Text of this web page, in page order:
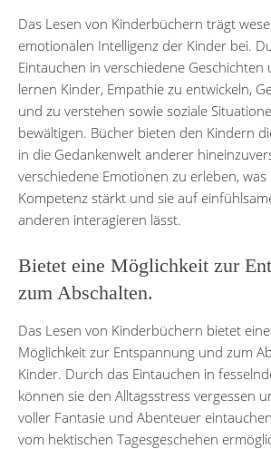
Das Lesen von Kinderbüchern trägt
emotionalen Intelligenz der Kinder bei.
Eintauchen in verschiedene Geschichten
lernen Kinder, Empathie zu entwickeln,
und zu verstehen sowie soziale
bewältigen. Bücher bieten den Kindern
in die Gedankenwelt anderer
verschiedene Emotionen zu erleben,
Kompetenz stärkt und sie auf
anderen interagieren lässt.
Bietet eine Möglichkeit zur
zum Abschalten.
Das Lesen von Kinderbüchern bietet
Möglichkeit zur Entspannung und zum
Kinder. Durch das Eintauchen in
können sie den Alltagsstress vergessen
voller Fantasie und Abenteuer
vom hektischen Tagesgeschehen